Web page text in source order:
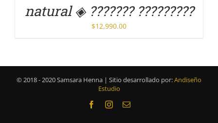
natural ◈ ??????? ?????????
$12,990.00
© 2018 - 2020 Samsara Henna | Sitio desarrollado por:Andiseño
Estudio
FacebookInstagramCorreo